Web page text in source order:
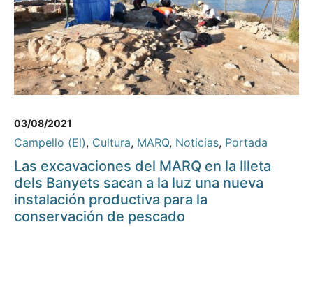
03/08/2021
Campello (El), Cultura, MARQ, Noticias, Portada
Las excavaciones del MARQ en la Illeta
dels Banyets sacan a la luz una nueva
instalación productiva para la
conservación de pescado